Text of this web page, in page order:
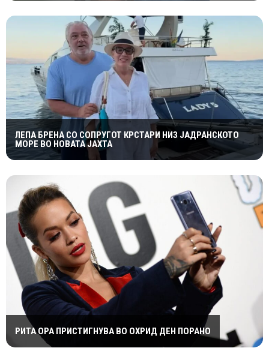
ЛЕПА БРЕНА СО СОПРУГОТ КРСТАРИ НИЗ ЈАДРАНСКОТО
МОРЕ ВО НОВАТА ЈАХТА
РИТА ОРА ПРИСТИГНУВА ВО ОХРИД ДЕН ПОРАНО